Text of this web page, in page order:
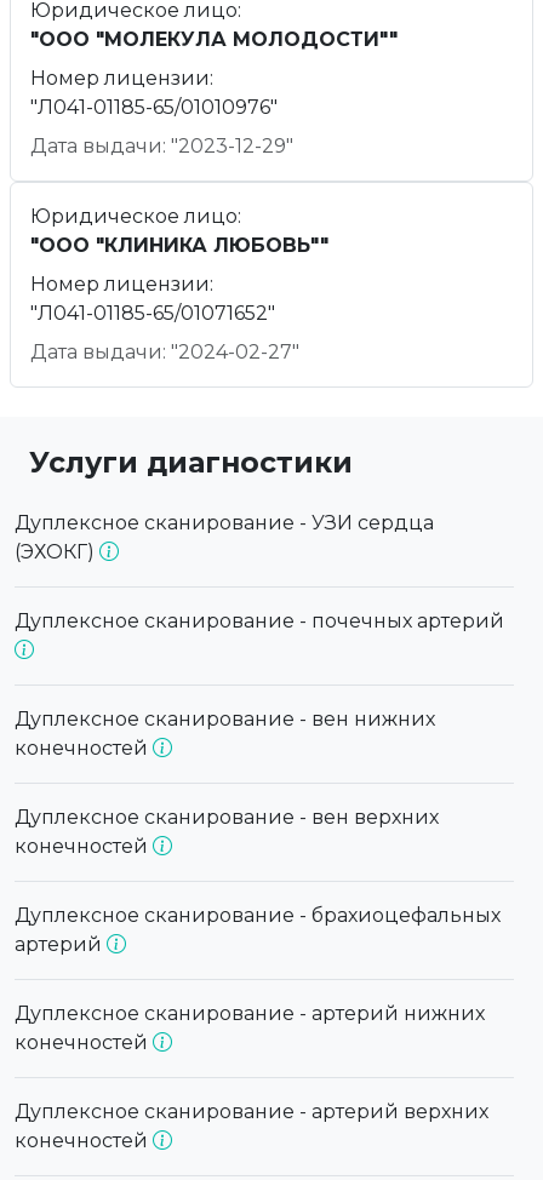
Юридическое лицо:
"ООО "МОЛЕКУЛА МОЛОДОСТИ""
Номер лицензии:
"Л041-01185-65/01010976"
Дата выдачи: "2023-12-29"
Юридическое лицо:
"ООО "КЛИНИКА ЛЮБОВЬ""
Номер лицензии:
"Л041-01185-65/01071652"
Дата выдачи: "2024-02-27"
Услуги диагностики
Дуплексное сканирование - УЗИ сердца
(ЭХОКГ)
Дуплексное сканирование - почечных артерий
Дуплексное сканирование - вен нижних
конечностей
Дуплексное сканирование - вен верхних
конечностей
Дуплексное сканирование - брахиоцефальных
артерий
Дуплексное сканирование - артерий нижних
конечностей
Дуплексное сканирование - артерий верхних
конечностей